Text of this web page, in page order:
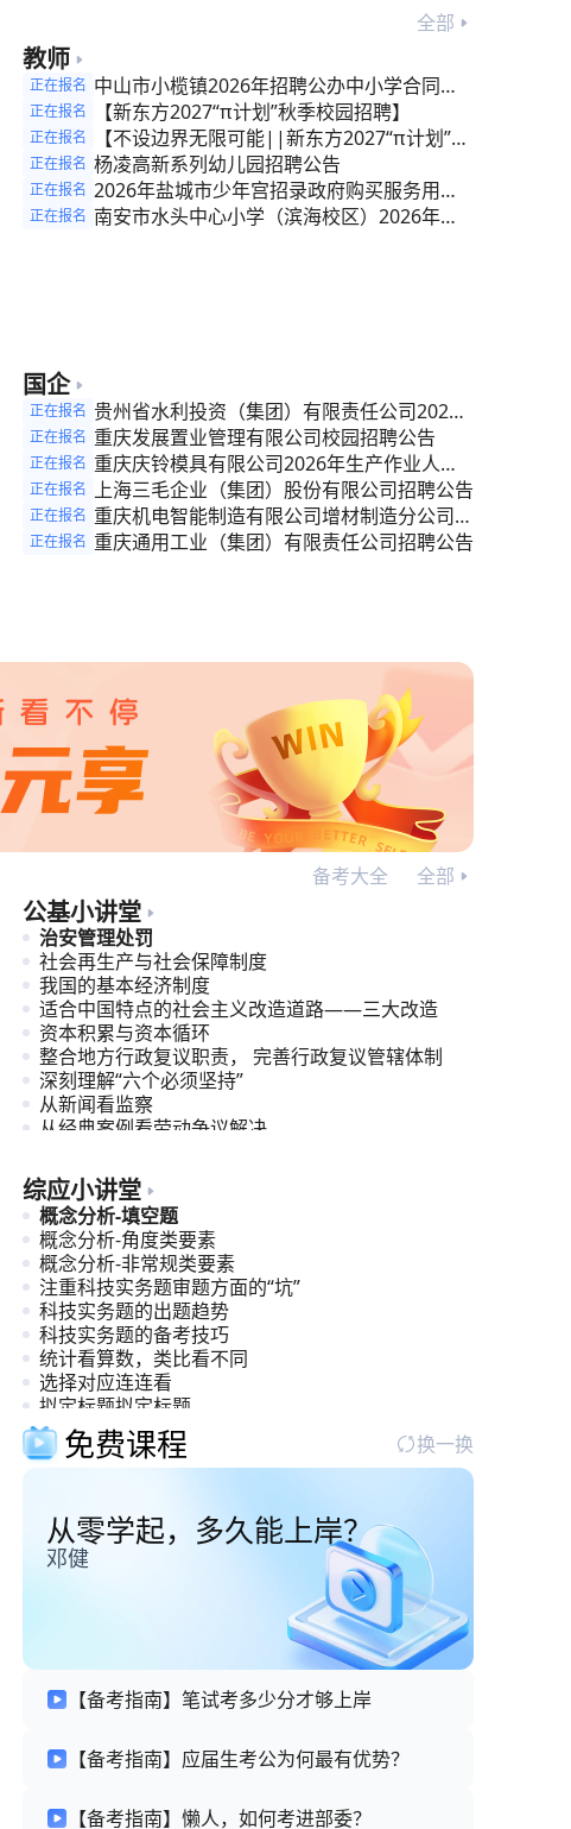
全部
教师
正在报名 中山市小榄镇2026年招聘公办中小学合同制
教师公告
正在报名 【新东方2027“π计划”秋季校园招聘】
正在报名
【不设边界无限可能||新东方2027“π计划”秋
季校园招聘】
正在报名 杨凌高新系列幼儿园招聘公告
正在报名 2026年盐城市少年宫招录政府购买服务用工
公告
正在报名 南安市水头中心小学（滨海校区）2026年秋
国企
正在报名 贵州省水利投资（集团）有限责任公司2026
年第一批次公开招聘公告
正在报名 重庆发展置业管理有限公司校园招聘公告
正在报名 重庆庆铃模具有限公司2026年生产作业人员
招聘公告
正在报名 上海三毛企业（集团）股份有限公司招聘公告
正在报名 重庆机电智能制造有限公司增材制造分公司招
聘公告
正在报名 重庆通用工业（集团）有限责任公司招聘公告
备考大全 全部
公基小讲堂
治安管理处罚
社会再生产与社会保障制度
我国的基本经济制度
适合中国特点的社会主义改造道路——三大改造
资本积累与资本循环
整合地方行政复议职责， 完善行政复议管辖体制
深刻理解“六个必须坚持”
从新闻看监察
从经典案例看劳动争议解决
综应小讲堂
概念分析-填空题
概念分析-角度类要素
概念分析-非常规类要素
注重科技实务题审题方面的“坑”
科技实务题的出题趋势
科技实务题的备考技巧
统计看算数，类比看不同
选择对应连连看
拟定标题拟定标题
双管齐下，攻克“寓言哲理型材料”难关
免费课程 换一换
从零学起，多久能上岸？
邓健
【备考指南】笔试考多少分才够上岸
【备考指南】应届生考公为何最有优势？
【备考指南】懒人，如何考进部委？